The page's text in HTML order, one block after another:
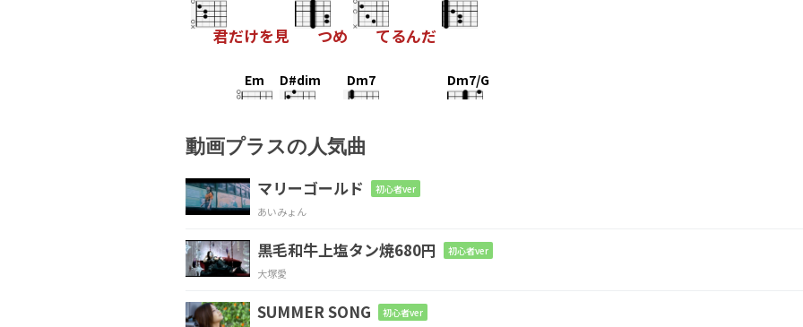
君だけを見 つめ てるんだ
Em D#dim Dm7 Dm7/G
So
Am
good…
Gm C
動画プラスの人気曲
マリーゴールド 初心者ver
あいみょん
黒毛和牛上塩タン焼680円 初心者ver
大塚愛
SUMMER SONG 初心者ver